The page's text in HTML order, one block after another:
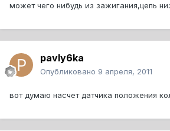
может чего нибудь из зажигания,цепь
pavly6ka
Опубликовано 9 апреля, 2011
вот думаю насчет датчика положения